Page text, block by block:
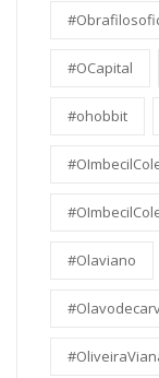
#OCapital
#ohobbit
#Olaviano